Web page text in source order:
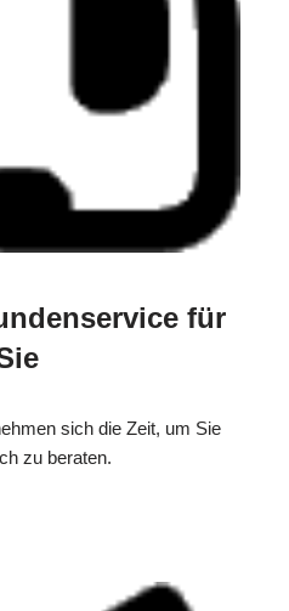
für
sich die Zeit, um Sie
zu beraten.